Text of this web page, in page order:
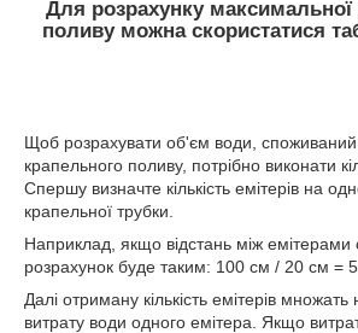
Для розрахунку максимальної
поливу можна скористатися
Щоб розрахувати об'єм води,
крапельного поливу, потрібно виконати
Спершу визначте кількість емітерів на
крапельної трубки.
Наприклад, якщо відстань між емітерами
розрахунок буде таким: 100 см / 20 см = 5
Далі отриману кількість емітерів
витрату води одного емітера. Якщо